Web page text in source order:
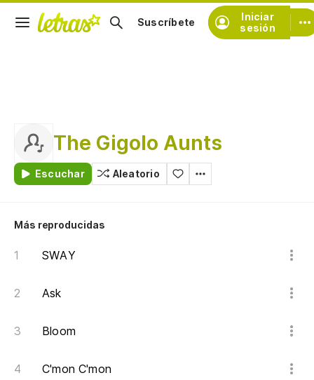
Iniciar
sesión
Suscríbete
The Gigolo Aunts
Escuchar Aleatorio
Más reproducidas
SWAY
Ask
Bloom
C'mon C'mon